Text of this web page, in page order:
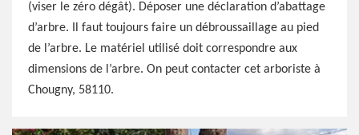
(viser le zéro dégât). Déposer une déclaration d’abattage
d’arbre. Il faut toujours faire un débroussaillage au pied
de l’arbre. Le matériel utilisé doit correspondre aux
dimensions de l’arbre. On peut contacter cet arboriste à
Chougny, 58110.